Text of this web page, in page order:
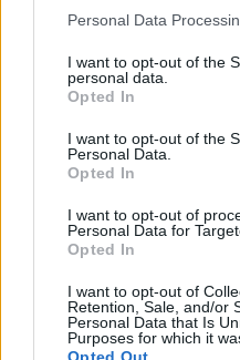
Please note that this
not limited to your visit or
grant or deny consent to
use your data for below
consent section.
Personal Data
I want to opt-out of the
personal data.
Opted In
I want to opt-out of the
Personal Data.
Opted In
I want to opt-out of
Personal Data for
Opted In
I want to opt-out of
Retention, Sale, and/or
Personal Data that Is
Purposes for which it
Opted Out
hírbehozó•2009. június 15.
Itt van nekünk a szép és
ha már megújult az
amitől nem csak csinos,
időjárás.hu...Mit várunk
Esettanulmány:
Netpincér 2.0
hírbehozó•2009. május 27.